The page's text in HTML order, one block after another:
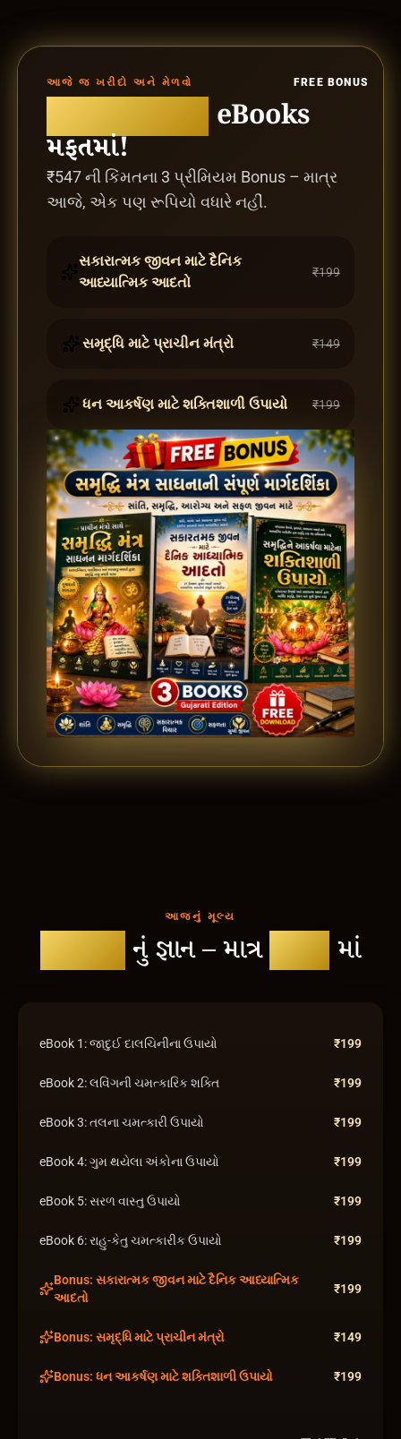
FREE BONUS
આજે જ ખરીદો અને મેળવો
eBooks
મફતમાં!
₹547 ની કિંમતના 3 પ્રીમિયમ Bonus – માત્ર
આજે, એક પણ રૂપિયો વધારે નહીં.
સકારાત્મક જીવન માટે દૈનિક
આધ્યાત્મિક આદતો
₹199
સમૃદ્ધિ માટે પ્રાચીન મંત્રો ₹149
ધન આકર્ષણ માટે શક્તિશાળી ઉપાયો ₹199
આજનું મૂલ્ય
નું જ્ઞાન – માત્ર ₹299 માં
eBook 1: જાદુઈ દાલચિનીના ઉપાયો ₹199
eBook 2: લવિંગની ચમત્કારિક શક્તિ ₹199
eBook 3: તલના ચમત્કારી ઉપાયો ₹199
eBook 4: ગુમ થયેલા અંકોના ઉપાયો ₹199
eBook 5: સરળ વાસ્તુ ઉપાયો ₹199
eBook 6: રાહુ-કેતુ ચમત્કારીક ઉપાયો ₹199
Bonus: સકારાત્મક જીવન માટે દૈનિક આધ્યાત્મિક
આદતો
₹199
Bonus: સમૃદ્ધિ માટે પ્રાચીન મંત્રો ₹149
Bonus: ધન આકર્ષણ માટે શક્તિશાળી ઉપાયો ₹199